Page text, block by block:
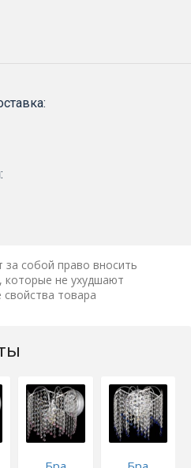
собой право вносить
которые не ухудшают
свойства товара